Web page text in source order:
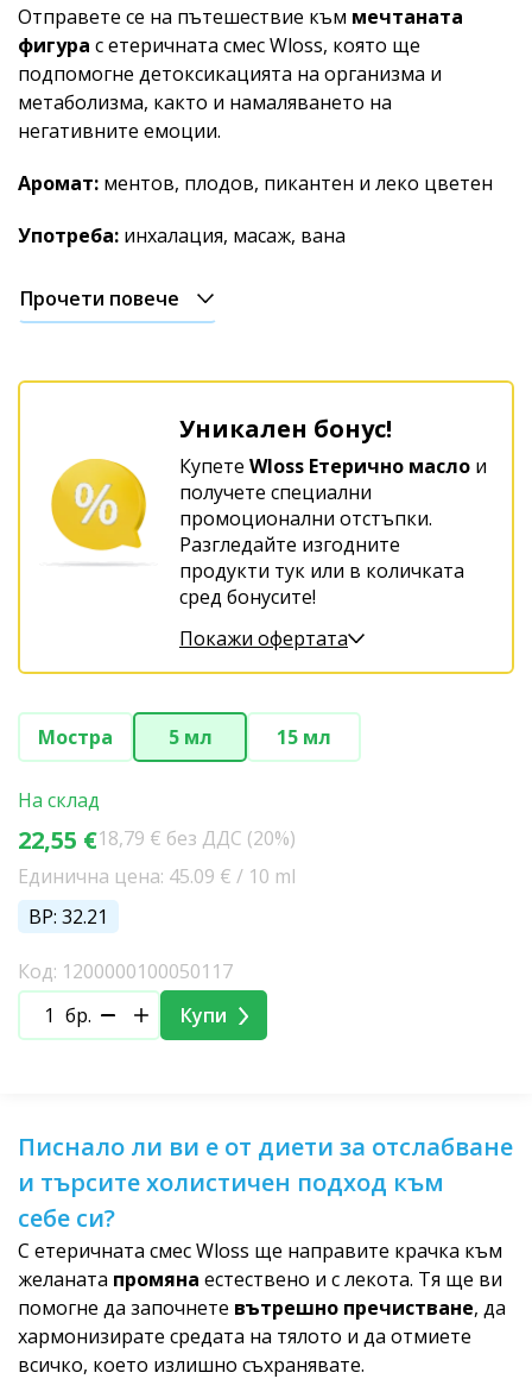
Отправете се на пътешествие към мечтаната
фигура с етеричната смес Wloss, която ще
подпомогне детоксикацията на организма и
метаболизма, както и намаляването на
негативните емоции.
Аромат: ментов, плодов, пикантен и леко цветен
Употреба: инхалация, масаж, вана
Прочети повече
Уникален бонус!
Купете Wloss Етерично масло и
получете специални
промоционални отстъпки.
Разгледайте изгодните
продукти тук или в количката
сред бонусите!
Покажи офертата
Мостра 5 мл 15 мл
На склад
22,55 €18,79 € без ДДС (20%)
Единична цена: 45.09 € / 10 ml
BP: 32.21
Код: 1200000100050117
бр.
Купи
Писнало ли ви е от диети за отслабване
и търсите холистичен подход към
себе си?
С етеричната смес Wloss ще направите крачка към
желаната промяна естествено и с лекота. Тя ще ви
помогне да започнете вътрешно пречистване, да
хармонизирате средата на тялото и да отмиете
всичко, което излишно съхранявате.